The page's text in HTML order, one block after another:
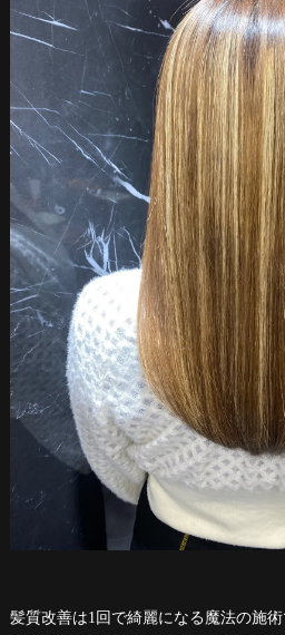
髪質改善は1回で綺麗になる魔法の施